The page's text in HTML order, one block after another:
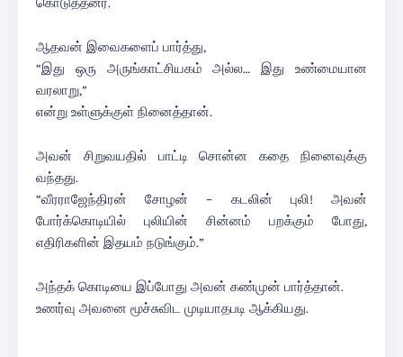
ஆதவன் இவைகளைப் பார்த்து,
“இது ஒரு அருங்காட்சியகம் அல்ல… இது உண்மையான
வரலாறு,”
என்று உள்ளுக்குள் நினைத்தான்.
அவன் சிறுவயதில் பாட்டி சொன்ன கதை நினைவுக்கு
வந்தது.
“வீரராஜேந்திரன் சோழன் – கடலின் புலி! அவன்
போர்க்கொடியில் புலியின் சின்னம் பறக்கும் போது,
எதிரிகளின் இதயம் நடுங்கும்.”
அந்தக் கொடியை இப்போது அவன் கண்முன் பார்த்தான்.
உணர்வு அவனை மூச்சுவிட முடியாதபடி ஆக்கியது.